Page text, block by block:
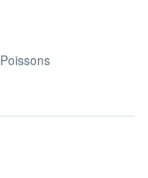
Poissons